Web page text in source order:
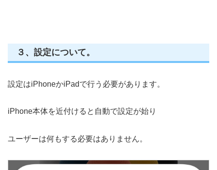
３、設定について。
設定はiPhoneかiPadで行う必要があります。
iPhone本体を近付けると自動で設定が始り
ユーザーは何もする必要はありません。